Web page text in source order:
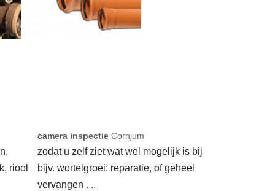
riool
camera inspectie Cornjum
zodat u zelf ziet wat wel mogelijk is bij
bijv. wortelgroei: reparatie, of geheel
vervangen . ..